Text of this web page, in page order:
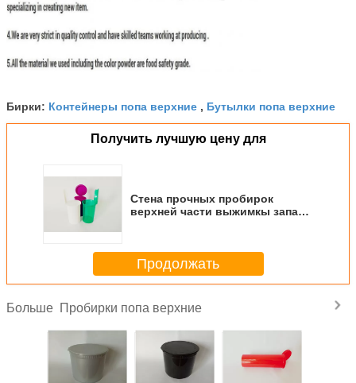
Бирки: Контейнеры попа верхние , Бутылки попа верхние
Получить лучшую цену для
Стена прочных пробирок
верхней части выжимкы запаха
Продолжать
Больше Пробирки попа верхние